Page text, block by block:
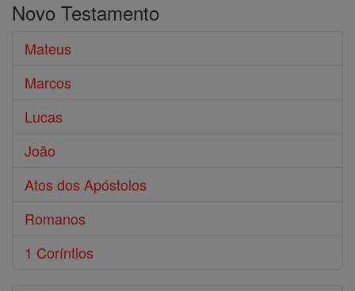
Bíblia
Novo Testamento
Mateus
Marcos
Lucas
João
Atos dos Apóstolos
Romanos
1 Coríntios